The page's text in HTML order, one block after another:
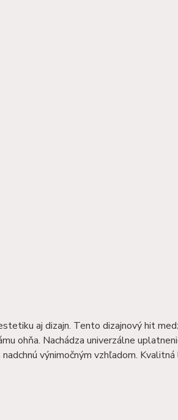
aj dizajn. Tento dizajnový hit
ohňa. Nachádza univerzálne
výnimočným vzhľadom.